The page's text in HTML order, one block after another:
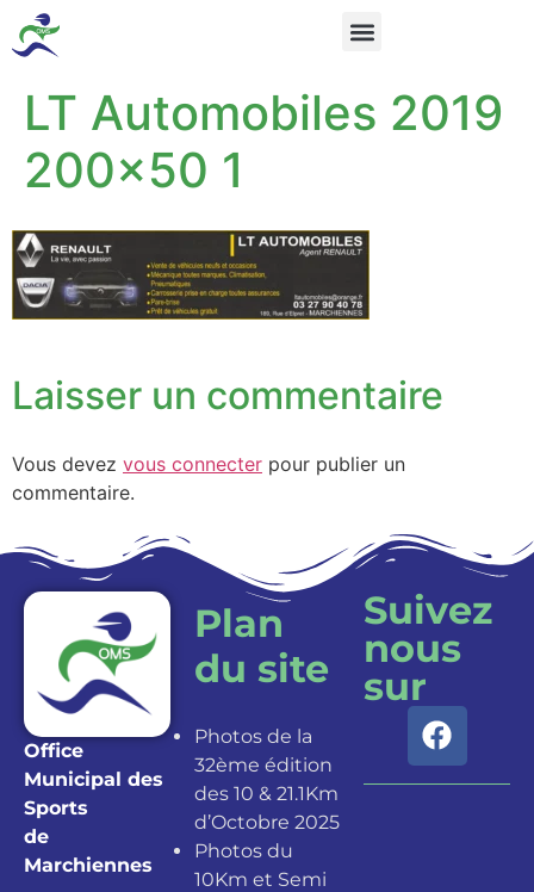
LT Automobiles 2019
200×50 1
Laisser un commentaire
Vous devez vous connecter pour publier un
commentaire.
Office
Municipal des
Sports
de
Marchiennes
Plan
du site
Photos de la
32ème édition
des 10 & 21.1Km
d’Octobre 2025
Photos du
10Km et Semi
Suivez
nous
sur